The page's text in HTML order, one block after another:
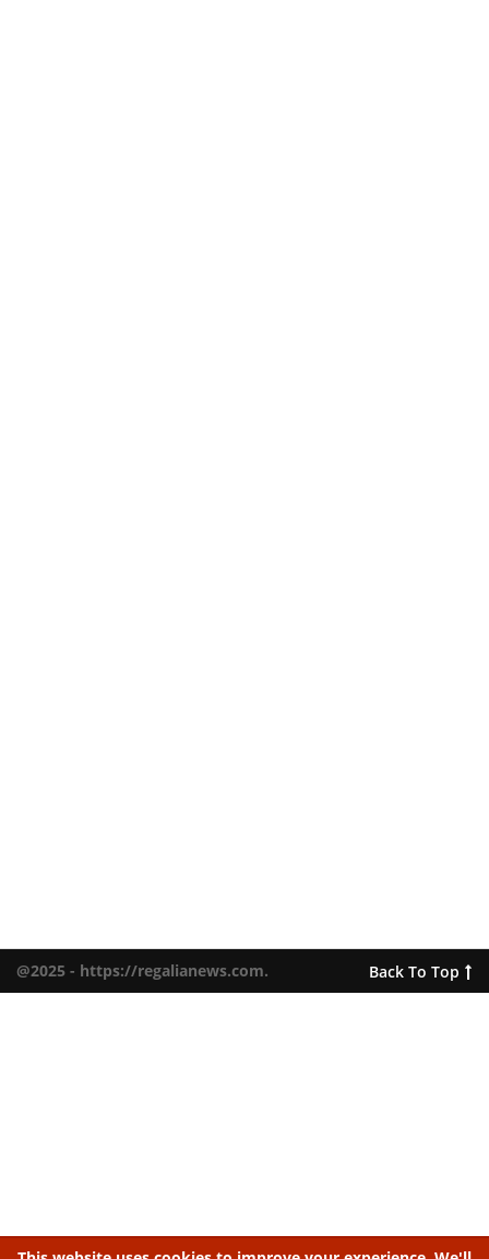
@2025 - https://regalianews.com. Back To Top